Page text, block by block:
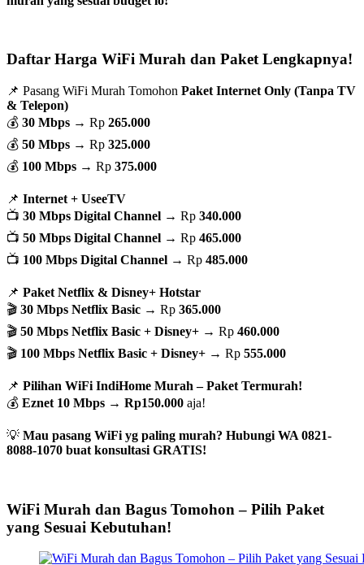
Daftar Harga WiFi Murah dan Paket Lengkapnya!
📌 Pasang WiFi Murah Tomohon Paket Internet Only (Tanpa TV
& Telepon)
💰 30 Mbps → Rp 265.000
💰 50 Mbps → Rp 325.000
💰 100 Mbps → Rp 375.000
📌 Internet + UseeTV
📺 30 Mbps Digital Channel → Rp 340.000
📺 50 Mbps Digital Channel → Rp 465.000
📺 100 Mbps Digital Channel → Rp 485.000
📌 Paket Netflix & Disney+ Hotstar
🎬 30 Mbps Netflix Basic → Rp 365.000
🎬 50 Mbps Netflix Basic + Disney+ → Rp 460.000
🎬 100 Mbps Netflix Basic + Disney+ → Rp 555.000
📌 Pilihan WiFi IndiHome Murah – Paket Termurah!
💰 Eznet 10 Mbps → Rp150.000 aja!
💡 Mau pasang WiFi yg paling murah? Hubungi WA 0821-
8088-1070 buat konsultasi GRATIS!
WiFi Murah dan Bagus Tomohon – Pilih Paket
yang Sesuai Kebutuhan!